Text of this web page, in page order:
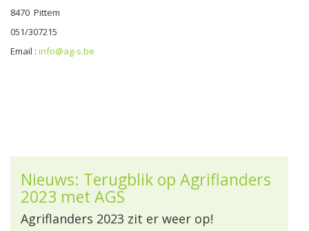
8470 Pittem
051/307215
Email : info@ag-s.be
Nieuws: Terugblik op Agriflanders
2023 met AGS
Agriflanders 2023 zit er weer op!